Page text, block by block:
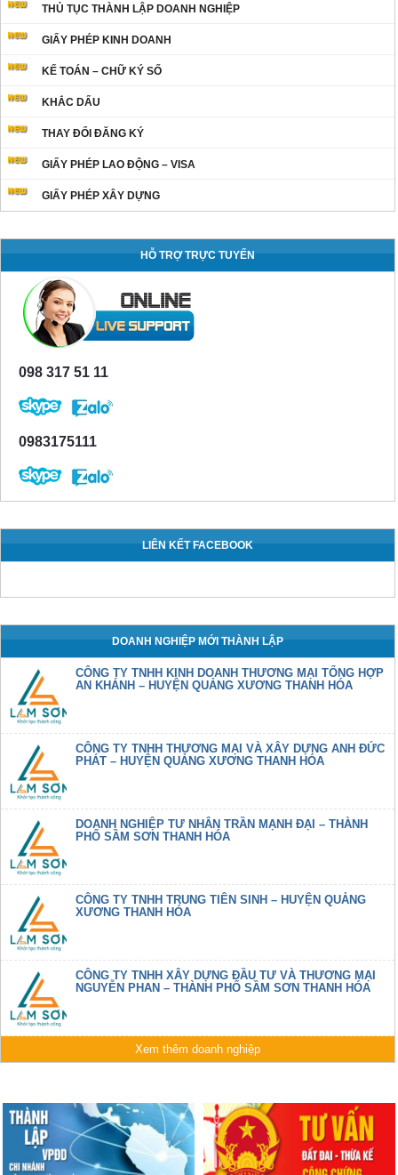
THỦ TỤC THÀNH LẬP DOANH NGHIỆP
GIẤY PHÉP KINH DOANH
KẾ TOÁN – CHỮ KÝ SỐ
KHẮC DẤU
THAY ĐỔI ĐĂNG KÝ
GIẤY PHÉP LAO ĐỘNG – VISA
GIẤY PHÉP XÂY DỰNG
HỖ TRỢ TRỰC TUYẾN
098 317 51 11
0983175111
LIÊN KẾT FACEBOOK
DOANH NGHIỆP MỚI THÀNH LẬP
CÔNG TY TNHH KINH DOANH THƯƠNG MẠI TỔNG HỢP
AN KHÁNH – HUYỆN QUẢNG XƯƠNG THANH HÓA
CÔNG TY TNHH THƯƠNG MẠI VÀ XÂY DỰNG ANH ĐỨC
PHÁT – HUYỆN QUẢNG XƯƠNG THANH HÓA
DOANH NGHIỆP TƯ NHÂN TRẦN MẠNH ĐẠI – THÀNH
PHỐ SẦM SƠN THANH HÓA
CÔNG TY TNHH TRUNG TIÊN SINH – HUYỆN QUẢNG
XƯƠNG THANH HÓA
CÔNG TY TNHH XÂY DỰNG ĐẦU TƯ VÀ THƯƠNG MẠI
NGUYỄN PHAN – THÀNH PHỐ SẦM SƠN THANH HÓA
Xem thêm doanh nghiệp